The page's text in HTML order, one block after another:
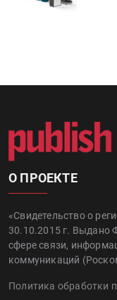
О ПРОЕКТЕ
«Свидетельство о
30.10.2015 г. Выдано
сфере связи,
коммуникаций
Политика обработки